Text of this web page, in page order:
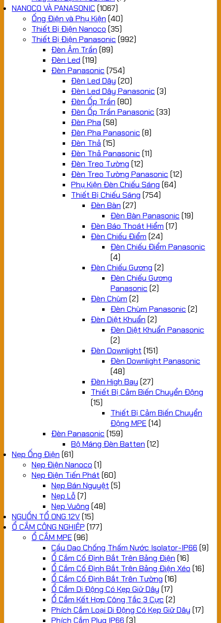
NANOCO VÀ PANASONIC (1067)
Ống Điện và Phụ Kiện (40)
Thiết Bị Điện Nanoco (35)
Thiết Bị Điện Panasonic (992)
Đèn Âm Trần (89)
Đèn Led (119)
Đèn Panasonic (754)
Đèn Led Dây (20)
Đèn Led Dây Panasonic (3)
Đèn Ốp Trần (80)
Đèn Ốp Trần Panasonic (33)
Đèn Pha (58)
Đèn Pha Panasonic (8)
Đèn Thả (15)
Đèn Thả Panasonic (11)
Đèn Treo Tường (12)
Đèn Treo Tường Panasonic (12)
Phụ Kiện Đèn Chiếu Sáng (64)
Thiết Bị Chiếu Sáng (754)
Đèn Bàn (27)
Đèn Bàn Panasonic (19)
Đèn Báo Thoát Hiểm (17)
Đèn Chiếu Điểm (24)
Đèn Chiếu Điểm Panasonic
(4)
Đèn Chiếu Gương (2)
Đèn Chiếu Gương
Panasonic (2)
Đèn Chùm (2)
Đèn Chùm Panasonic (2)
Đèn Diệt Khuẩn (2)
Đèn Diệt Khuẩn Panasonic
(2)
Đèn Downlight (151)
Đèn Downlight Panasonic
(48)
Đèn High Bay (27)
Thiết Bị Cảm Biến Chuyển Động
(15)
Thiết Bị Cảm Biến Chuyển
Động MPE (14)
Đèn Panasonic (159)
Bộ Máng Đèn Batten (12)
Nẹp Ống Điện (61)
Nẹp Điện Nanoco (1)
Nẹp Điện Tiến Phát (60)
Nẹp Bán Nguyệt (5)
Nẹp Lỗ (7)
Nẹp Vuông (48)
NGUỒN TỔ ONG 12V(15)
Ổ CẮM CÔNG NGHIỆP (177)
Ổ CẮM MPE (96)
Cầu Dao Chống Thấm Nước Isolator-IP66 (9)
Ổ Cắm Cố Định Bắt Trên Bảng Điện (16)
Ổ Cắm Cố Định Bắt Trên Bảng Điện Xéo (16)
Ổ Cắm Cố Định Bắt Trên Tường (16)
Ổ Cắm Di Động Có Kẹp Giữ Dây (17)
Ổ Cắm Kết Hợp Công Tắc 3 Cực (2)
Phích Cắm Loại Di Động Có Kẹp Giữ Dây (17)
Phích Cắm Plug IP66 (3)